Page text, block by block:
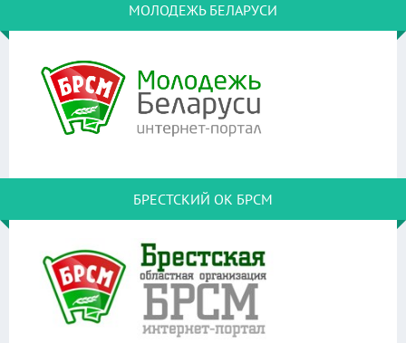
МОЛОДЕЖЬ БЕЛАРУСИ
БРЕСТСКИЙ ОК БРСМ